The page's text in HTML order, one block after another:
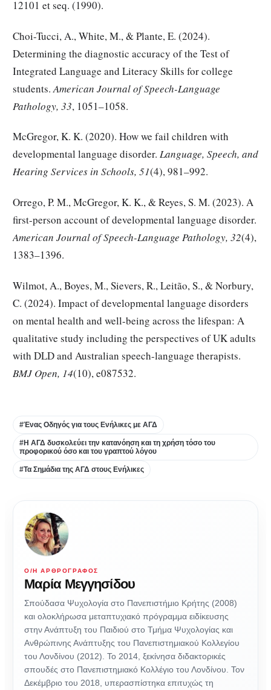
12101 et seq. (1990).
Choi-Tucci, A., White, M., & Plante, E. (2024).
Determining the diagnostic accuracy of the Test of
Integrated Language and Literacy Skills for college
students. American Journal of Speech-Language
Pathology, 33, 1051–1058.
McGregor, K. K. (2020). How we fail children with
developmental language disorder. Language, Speech, and
Hearing Services in Schools, 51(4), 981–992.
Orrego, P. M., McGregor, K. K., & Reyes, S. M. (2023). A
first-person account of developmental language disorder.
American Journal of Speech-Language Pathology, 32(4),
1383–1396.
Wilmot, A., Boyes, M., Sievers, R., Leitão, S., & Norbury,
C. (2024). Impact of developmental language disorders
on mental health and well-being across the lifespan: A
qualitative study including the perspectives of UK adults
with DLD and Australian speech-language therapists.
BMJ Open, 14(10), e087532.
#Ένας Οδηγός για τους Ενήλικες με ΑΓΔ
#Η ΑΓΔ δυσκολεύει την κατανόηση και τη χρήση τόσο του
προφορικού όσο και του γραπτού λόγου
#Τα Σημάδια της ΑΓΔ στους Ενήλικες
Ο/Η ΑΡΘΡΟΓΡΆΦΟΣ
Μαρία Μεγγησίδου
Σπούδασα Ψυχολογία στο Πανεπιστήμιο Κρήτης (2008)
και ολοκλήρωσα μεταπτυχιακό πρόγραμμα ειδίκευσης
στην Ανάπτυξη του Παιδιού στο Τμήμα Ψυχολογίας και
Ανθρώπινης Ανάπτυξης του Πανεπιστημιακού Κολλεγίου
του Λονδίνου (2012). Το 2014, ξεκίνησα διδακτορικές
σπουδές στο Πανεπιστημιακό Κολλέγιο του Λονδίνου. Τον
Δεκέμβριο του 2018, υπερασπίστηκα επιτυχώς τη